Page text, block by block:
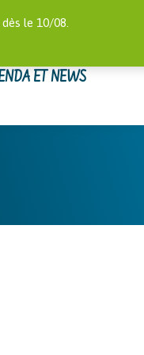
le 10/08.
ET NEWS